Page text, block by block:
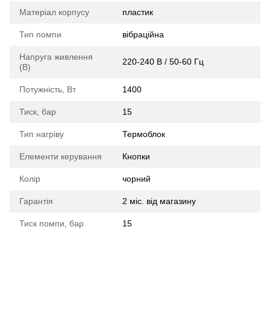
Матеріал корпусу пластик
Тип помпи вібраційна
Напруга живлення
(В)
220-240 В / 50-60 Гц
Потужність, Вт 1400
Тиск, бар 15
Тип нагріву Термоблок
Елементи керування Кнопки
Колір чорний
Гарантія 2 міс. від магазину
Тиск помпи, бар 15